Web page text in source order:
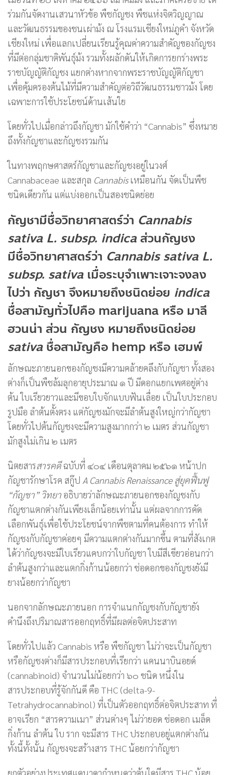
ร่วมกันจัดงานเสวนาหัวข้อ พืชกัญชง พืชแห่งจิตวิญญาณ
และวัฒนธรรมของชนเผ่าม้ง ณ โรงแรมเชียงใหม่ภูคำ จังหวัด
เชียงใหม่ เพื่อแลกเปลี่ยนเรียนรู้คุณค่าความสำคัญของกัญชง
ที่มีต่อกลุ่มชาติพันธุ์ม้ง รวมทั้งผลักดันให้เกิดการยกร่างพระ
ราชบัญญัติกัญชง แยกต่างหากจากพระราชบัญญัติกัญชา
เพื่อคุ้มครองต้นไม้ที่มีความสำคัญต่อวิถีวัฒนธรรมชาวม้ง โดย
เฉพาะการใช้ประโยชน์ด้านเส้นใย
โดยทั่วไปเมื่อกล่าวถึงกัญชา มักใช้คำว่า “Cannabis” ซึ่งหมาย
ถึงทั้งกัญชาและกัญชงรวมกัน
ในทางพฤกษศาสตร์กัญชาและกัญชงอยู่ในวงศ์
Cannabaceae และสกุล Cannabisเหมือนกัน จัดเป็นพืช
ชนิดเดียวกัน แต่แบ่งออกเป็นสองชนิดย่อย
กัญชามีชื่อวิทยาศาสตร์ว่า Cannabis
sativa L. subsp. indicaส่วนกัญชง
มีชื่อวิทยาศาสตร์ว่า Cannabis sativa L.
subsp. sativaเมื่อระบุจำเพาะเจาะจงลง
ไปว่า กัญชา จึงหมายถึงชนิดย่อย indica
ชื่อสามัญทั่วไปคือ marijuana หรือ มาลี
ฮวนน่า ส่วน กัญชง หมายถึงชนิดย่อย
sativaชื่อสามัญคือ hemp หรือ เฮมพ์
ลักษณะภายนอกของกัญชงมีความคล้ายคลึงกับกัญชา ทั้งสอง
ต่างก็เป็นพืชล้มลุกอายุประมาณ ๑ ปี มีดอกแยกเพศอยู่ต่าง
ต้น ใบเรียวยาวและมีขอบใบจักแบบฟันเลื่อย เป็นใบประกอบ
รูปมือ ลำต้นตั้งตรง แต่กัญชงมักจะมีลำต้นสูงใหญ่กว่ากัญชา
โดยทั่วไปต้นกัญชงจะมีความสูงมากกว่า ๒ เมตร ส่วนกัญชา
มักสูงไม่เกิน ๒ เมตร
นิตยสารสารคดีฉบับที่ ๔๐๔ เดือนตุลาคม ๒๕๖๑ หน้าปก
กัญชารักษาโรค สกู๊ป A Cannabis Renaissanceสู่ยุคฟื้นฟู
“กัญชา” วิทยาอธิบายว่าลักษณะภายนอกของกัญชงกับ
กัญชาแตกต่างกันเพียงเล็กน้อยเท่านั้น แต่ผลจากการคัด
เลือกพันธุ์เพื่อใช้ประโยชน์จากพืชตามที่คนต้องการ ทำให้
กัญชงกับกัญชาค่อยๆ มีความแตกต่างกันมากขึ้น ตามที่สังเกต
ได้ว่ากัญชงจะมีใบเรียวแคบกว่าใบกัญชา ใบมีสีเขียวอ่อนกว่า
ลำต้นสูงกว่าและแตกกิ่งก้านน้อยกว่า ช่อดอกของกัญชงยังมี
ยางน้อยกว่ากัญชา
นอกจากลักษณะภายนอก การจำแนกกัญชงกับกัญชายัง
คำนึงถึงปริมาณสารออกฤทธิ์ที่มีผลต่อจิตประสาท
โดยทั่วไปแล้ว Cannabis หรือ พืชกัญชา ไม่ว่าจะเป็นกัญชา
หรือกัญชงต่างก็มีสารประกอบที่เรียกว่า แคนนาบินอยด์
(cannabinoid) จำนวนไม่น้อยกว่า ๖๐ ชนิด หนึ่งใน
สารประกอบที่รู้จักกันดี คือ THC (delta-9-
Tetrahydrocannabinol) ที่เป็นตัวออกฤทธิ์ต่อจิตประสาท ที่
อาจเรียก “สารความเมา” ส่วนต่างๆ ไม่ว่ายอด ช่อดอก เมล็ด
กิ่งก้าน ลำต้น ใบ ราก จะมีสาร THC ประกอบอยู่แตกต่างกัน
ทั้งนี้ทั้งนั้น กัญชงจะสร้างสาร THC น้อยกว่ากัญชา